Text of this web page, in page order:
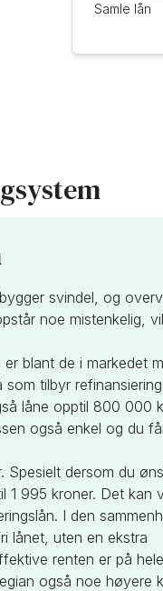
Samle lån
svindel, og
noe mistenkelig,
blant de i markedet
tilbyr
låne opptil 800 000
også enkel og du
Spesielt dersom du
1 995 kroner. Det kan
I den
lånet, uten en ekstra
renten er på hele
også noe høyere